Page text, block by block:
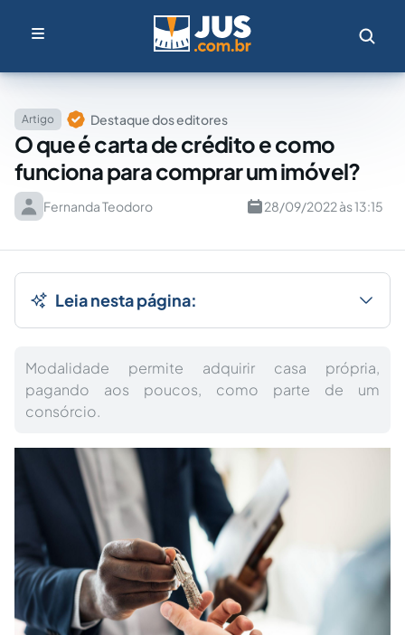
Artigo Destaque dos editores
O que é carta de crédito e como
funciona para comprar um imóvel?
Fernanda Teodoro 28/09/2022 às 13:15
Leia nesta página:
Modalidade permite adquirir casa própria,
pagando aos poucos, como parte de um
consórcio.